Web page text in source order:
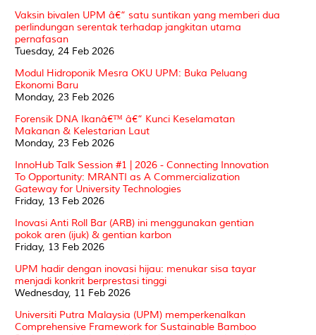
Vaksin bivalen UPM â€“ satu suntikan yang memberi dua
perlindungan serentak terhadap jangkitan utama
pernafasan
Tuesday, 24 Feb 2026
Modul Hidroponik Mesra OKU UPM: Buka Peluang
Ekonomi Baru
Monday, 23 Feb 2026
Forensik DNA Ikanâ€™ â€“ Kunci Keselamatan
Makanan & Kelestarian Laut
Monday, 23 Feb 2026
InnoHub Talk Session #1 | 2026 - Connecting Innovation
To Opportunity: MRANTI as A Commercialization
Gateway for University Technologies
Friday, 13 Feb 2026
Inovasi Anti Roll Bar (ARB) ini menggunakan gentian
pokok aren (ijuk) & gentian karbon
Friday, 13 Feb 2026
UPM hadir dengan inovasi hijau: menukar sisa tayar
menjadi konkrit berprestasi tinggi
Wednesday, 11 Feb 2026
Universiti Putra Malaysia (UPM) memperkenalkan
Comprehensive Framework for Sustainable Bamboo